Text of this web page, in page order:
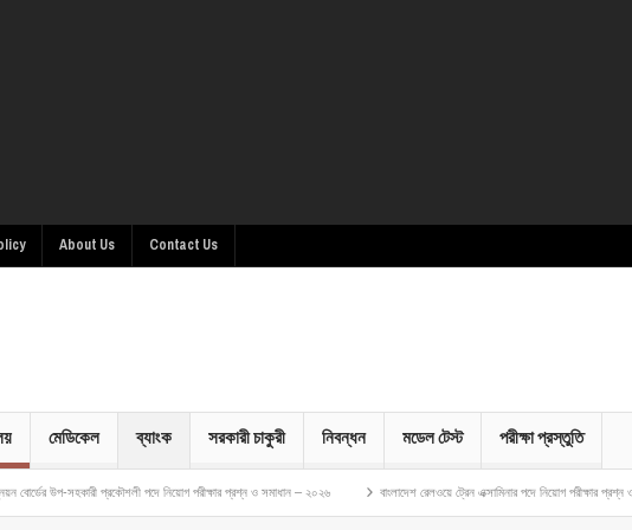
About Us Contact Us
মেডিকেল ব্যাংক সরকারী চাকুরী নিবন্ধন মডেল টেস্ট পরীক্ষা প্রস্তুতি
প্রকৌশলী পদে নিয়োগ পরীক্ষার প্রশ্ন ও সমাধান – ২০২৬ বাংলাদেশ রেলওয়ে ট্রেন এক্সামিনার পদে নিয়োগ পরীক্ষার প্রশ্ন ও সমাধান – ২০২৬